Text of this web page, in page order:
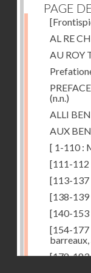
PAGE
AL RE
AU ROY
(n.n.)
ALLI
AUX
[ 1-110 :
[111-112
[113-137
[138-139
[140-153
[154-177
[178-183